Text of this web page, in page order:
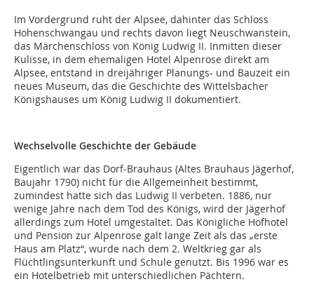
Im Vordergrund ruht der Alpsee, dahinter das Schloss
Hohenschwangau und rechts davon liegt Neuschwanstein,
das Märchenschloss von König Ludwig II. Inmitten dieser
Kulisse, in dem ehemaligen Hotel Alpenrose direkt am
Alpsee, entstand in dreijähriger Planungs- und Bauzeit ein
neues Museum, das die Geschichte des Wittelsbacher
Königshauses um König Ludwig II dokumentiert.
Wechselvolle Geschichte der Gebäude
Eigentlich war das Dorf-Brauhaus (Altes Brauhaus Jägerhof,
Baujahr 1790) nicht für die Allgemeinheit bestimmt,
zumindest hatte sich das Ludwig II verbeten. 1886, nur
wenige Jahre nach dem Tod des Königs, wird der Jägerhof
allerdings zum Hotel umgestaltet. Das Königliche Hofhotel
und Pension zur Alpenrose galt lange Zeit als das „erste
Haus am Platz“, wurde nach dem 2. Weltkrieg gar als
Flüchtlingsunterkunft und Schule genutzt. Bis 1996 war es
ein Hotelbetrieb mit unterschiedlichen Pächtern.